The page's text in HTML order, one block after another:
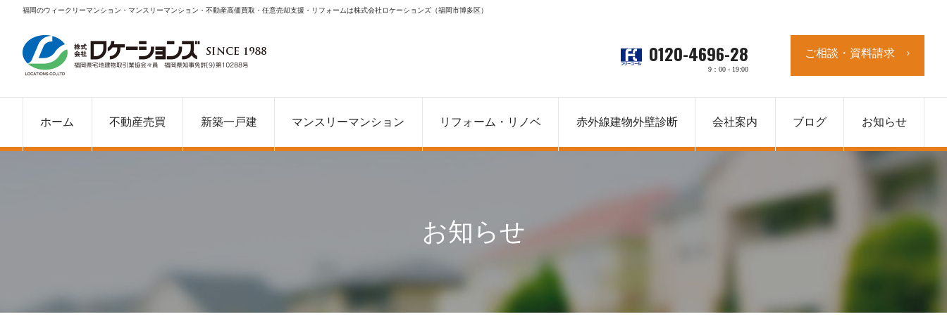
福岡のウィークリーマンション・マンスリーマンション・不動産高価買取・任意売却支援・リフォームは株式会社ロケーションズ（福岡市博多区）
0120-4696-28
9：00 - 19:00
ご相談・資料請求
ホーム 不動産売買 新築一戸建 マンスリーマンション リフォーム・リノベ 赤外線建物外壁診断 会社案内 ブログ お知らせ
お知らせ